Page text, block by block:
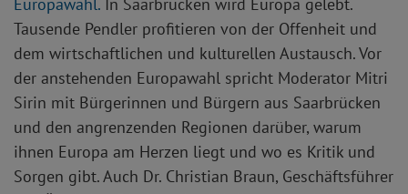
Tausende Pendler profitieren von der Offenheit und
dem wirtschaftlichen und kulturellen Austausch. Vor
der anstehenden Europawahl spricht Moderator Mitri
Sirin mit Bürgerinnen und Bürgern aus Saarbrücken
und den angrenzenden Regionen darüber, warum
ihnen Europa am Herzen liegt und wo es Kritik und
Sorgen gibt. Auch Dr. Christian Braun, Geschäftsführer